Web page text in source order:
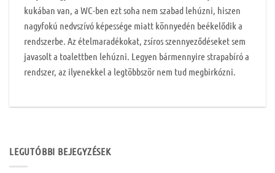
kukában van, a WC-ben ezt soha nem szabad lehúzni, hiszen
nagyfokú nedvszívó képessége miatt könnyedén beékelődik a
rendszerbe. Az ételmaradékokat, zsíros szennyeződéseket sem
javasolt a toalettben lehúzni. Legyen bármennyire strapabíró a
rendszer, az ilyenekkel a legtöbbször nem tud megbirkózni.
LEGUTÓBBI BEJEGYZÉSEK